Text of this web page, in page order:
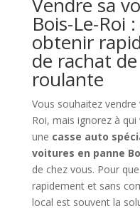
Bois-Le-Roi
obtenir
de rachat
roulante
Vous souhaitez
Roi, mais ignorez à
une casse auto
voitures en panne
de chez vous. Pour
rapidement et sans
local est souvent la